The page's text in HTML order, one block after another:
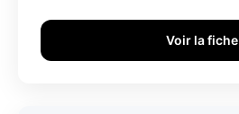
Voir la fiche